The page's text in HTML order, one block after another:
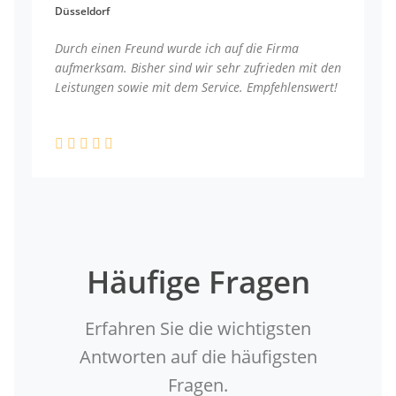
Düsseldorf
Durch einen Freund wurde ich auf die Firma
aufmerksam. Bisher sind wir sehr zufrieden mit den
Leistungen sowie mit dem Service. Empfehlenswert!
Häufige Fragen
Erfahren Sie die wichtigsten
Antworten auf die häufigsten
Fragen.